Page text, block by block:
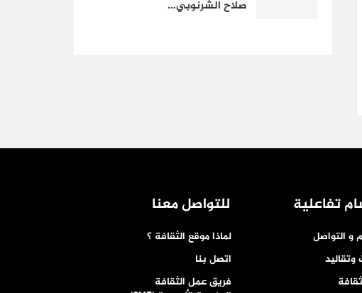
صلاح الشرنوبي…
تفاعلية
و التواصل
وتقاليد
للتواصل معنا
لماذا موقع الثقافة ؟
اتصل بنا
فريق عمل الثقافة